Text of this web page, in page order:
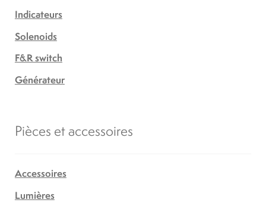
Indicateurs
Solenoids
F&R switch
Générateur
Pièces et accessoires
Accessoires
Lumières